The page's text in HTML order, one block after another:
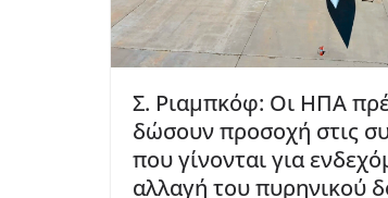
Σ. Ριαμπκόφ: Οι ΗΠΑ
δώσουν προσοχή στις
που γίνονται για
αλλαγή του πυρηνικού